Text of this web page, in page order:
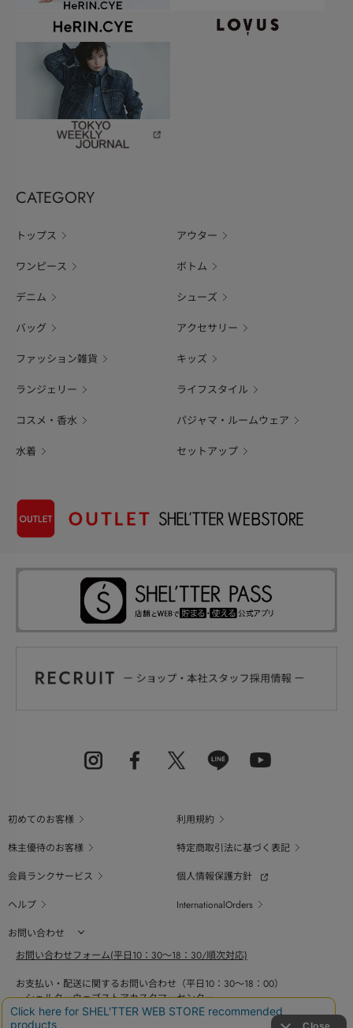
CATEGORY
トップス アウター
ワンピース ボトム
デニム シューズ
バッグ アクセサリー
ファッション雑貨 キッズ
ランジェリー ライフスタイル
コスメ・香水 パジャマ・ルームウェア
水着 セットアップ
初めてのお客様
利用規約
株主優待のお客様
特定商取引法に基づく表記
会員ランクサービス
個人情報保護方針
ヘルプ
InternationalOrders
お問い合わせ
お問い合わせフォーム(平日10：30～18：30/順次対応)
お支払い・配送に関するお問い合わせ（平日10：30～18：00）
シェルターウェブストアカスタマーセンター
0800-123-6820